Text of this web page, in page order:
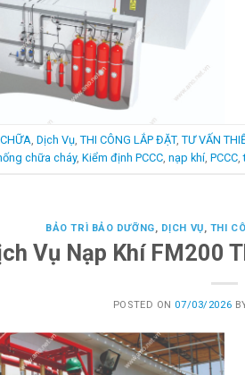
Dịch Vụ THI CÔNG LẮP ĐẶT, TƯ VẤN
chữa cháy, Kiểm định PCCC nạp khí, PCCC ,
BẢO TRÌ BẢO DƯỠNG, DỊCH VỤ, THI
Vụ Nạp Khí FM200
POSTED ON 07/03/2026